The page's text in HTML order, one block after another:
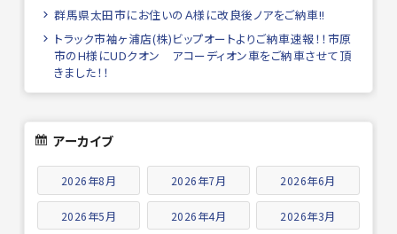
群馬県太田市にお住いのＡ様に改良後ノアをご納車!!
トラック市袖ヶ浦店(株)ビップオートよりご納車速報！！市原
市のH様にUDクオン アコーディオン車をご納車させて頂
きました！！
アーカイブ
2026年8月 2026年7月 2026年6月
2026年5月 2026年4月 2026年3月